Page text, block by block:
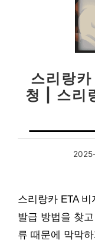
스리랑
청 | 스리
스리랑카 ETA
발급 방법을 찾
류 때문에 막막